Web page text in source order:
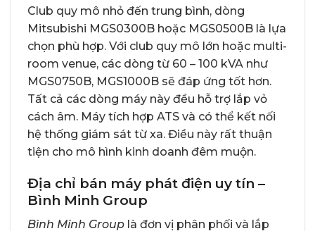
Club quy mô nhỏ đến trung bình, dòng
Mitsubishi MGS0300B hoặc MGS0500B là lựa
chọn phù hợp. Với club quy mô lớn hoặc multi-
room venue, các dòng từ 60 – 100 kVA như
MGS0750B, MGS1000B sẽ đáp ứng tốt hơn.
Tất cả các dòng máy này đều hỗ trợ lắp vỏ
cách âm. Máy tích hợp ATS và có thể kết nối
hệ thống giám sát từ xa. Điều này rất thuận
tiện cho mô hình kinh doanh đêm muộn.
Địa chỉ bán máy phát điện uy tín –
Bình Minh Group
Bình Minh Group là đơn vị phân phối và lắp